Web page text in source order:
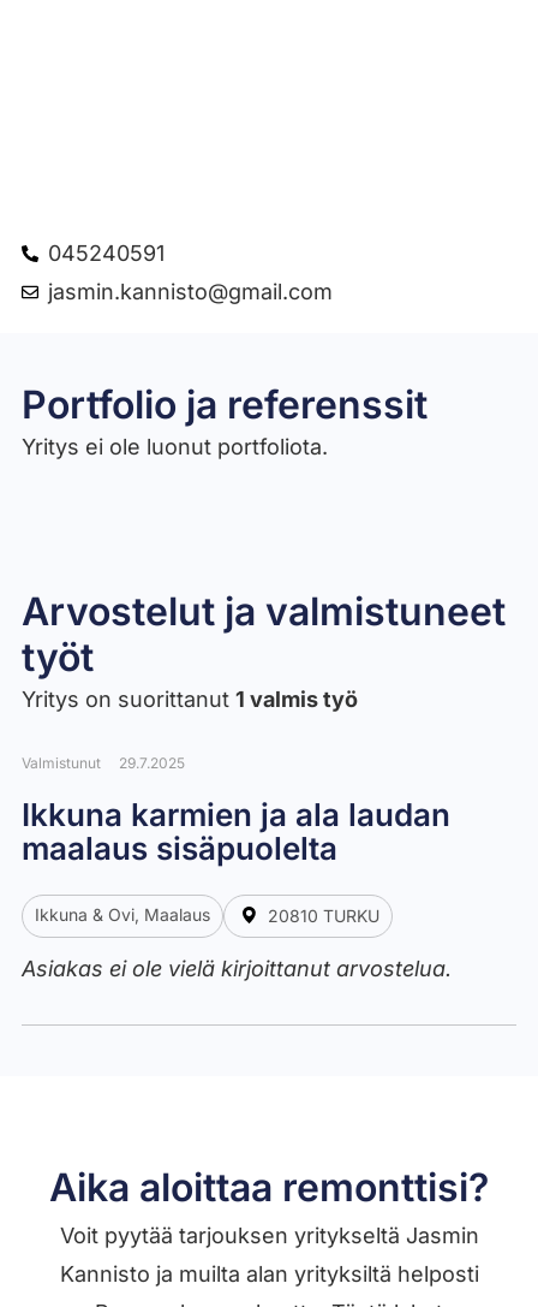
045240591
jasmin.kannisto@gmail.com
Portfolio ja referenssit
Yritys ei ole luonut portfoliota.
Arvostelut ja valmistuneet
työt​
Yritys on suorittanut 1 valmis työ
Valmistunut 29.7.2025
Ikkuna karmien ja ala laudan
maalaus sisäpuolelta
Ikkuna & Ovi, Maalaus 20810 TURKU
Asiakas ei ole vielä kirjoittanut arvostelua.
Aika aloittaa remonttisi?
Voit pyytää tarjouksen yritykseltä Jasmin
Kannisto ja muilta alan yrityksiltä helposti